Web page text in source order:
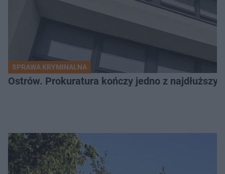
SPRAWA KRYMINALNA
Ostrów. Prokuratura kończy jedno z